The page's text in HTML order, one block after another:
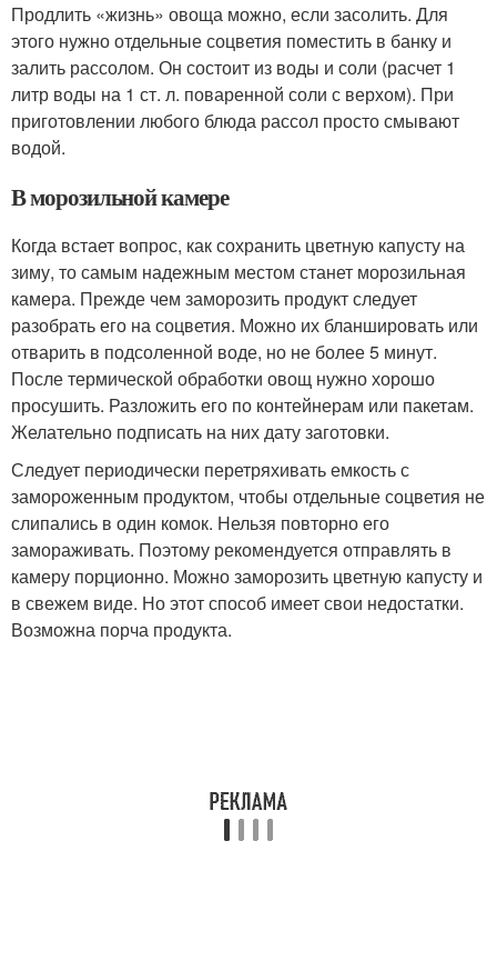
Продлить «жизнь» овоща можно, если засолить. Для
этого нужно отдельные соцветия поместить в банку и
залить рассолом. Он состоит из воды и соли (расчет 1
литр воды на 1 ст. л. поваренной соли с верхом). При
приготовлении любого блюда рассол просто смывают
водой.
В морозильной камере
Когда встает вопрос, как сохранить цветную капусту на
зиму, то самым надежным местом станет морозильная
камера. Прежде чем заморозить продукт следует
разобрать его на соцветия. Можно их бланшировать или
отварить в подсоленной воде, но не более 5 минут.
После термической обработки овощ нужно хорошо
просушить. Разложить его по контейнерам или пакетам.
Желательно подписать на них дату заготовки.
Следует периодически перетряхивать емкость с
замороженным продуктом, чтобы отдельные соцветия не
слипались в один комок. Нельзя повторно его
замораживать. Поэтому рекомендуется отправлять в
камеру порционно. Можно заморозить цветную капусту и
в свежем виде. Но этот способ имеет свои недостатки.
Возможна порча продукта.